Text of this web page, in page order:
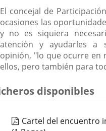
El concejal de
ocasiones las
y no es siquiera
atención y ayudarles a
opinión, "lo que ocurre en
ellos, pero también para
disponibles
Cartel del encuentro